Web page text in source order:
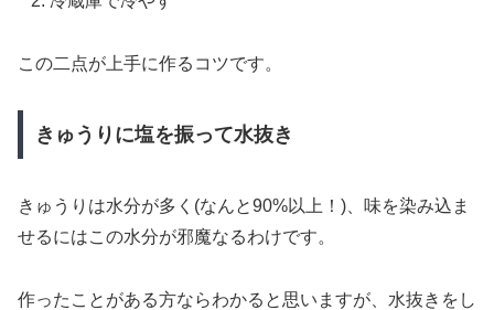
この二点が上手に作るコツです。
きゅうりに塩を振って水抜き
きゅうりは水分が多く(なんと90%以上！)、味を染み込ま
せるにはこの水分が邪魔なるわけです。
作ったことがある方ならわかると思いますが、水抜きをし